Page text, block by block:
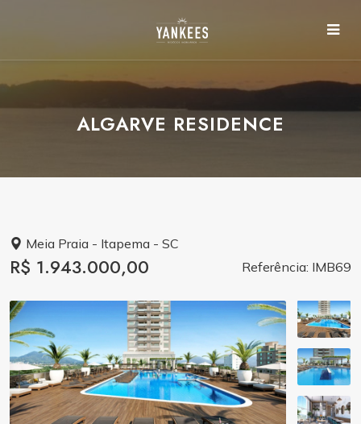
ALGARVE RESIDENCE
Meia Praia - Itapema - SC
R$ 1.943.000,00 Referência: IMB69